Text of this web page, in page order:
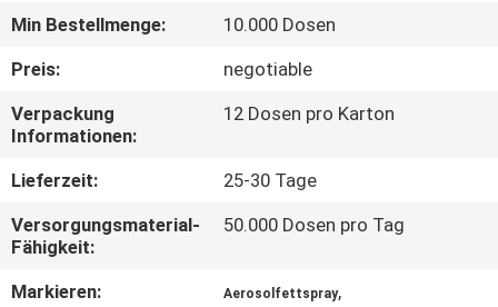
KONTAKTIEREN
SIE
UNS
NEUIGKEITEN
BITTE UM
EIN
Min Bestellmenge:
10.000 Dosen
Preis:
negotiable
Verpackung
Informationen:
12 Dosen pro Karton
Lieferzeit:
25-30 Tage
Versorgungsmaterial-
Fähigkeit:
50.000 Dosen pro Tag
Markieren: Aerosolfettspray,